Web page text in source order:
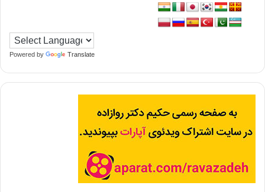
Powered by Translate